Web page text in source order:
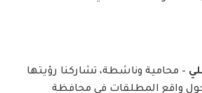
– محامية وناشطة، تشاركنا رؤيتها
حول واقع المطلقات في محافظة